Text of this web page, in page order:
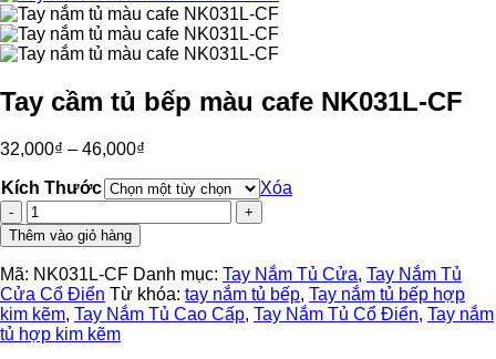
Tay cầm tủ bếp màu cafe NK031L-CF
32,000₫ – 46,000₫
Kích Thước
Xóa
Tay
cầm
tủ
bếp
màu
cafe
NK031L-
CF
Thêm vào giỏ hàng
Mã: NK031L-CF Danh mục: Tay Nắm Tủ Cửa, Tay Nắm Tủ
Cửa Cổ Điển Từ khóa: tay nắm tủ bếp, Tay nắm tủ bếp hợp
kim kẽm, Tay Nắm Tủ Cao Cấp, Tay Nắm Tủ Cổ Điển, Tay nắm
tủ hợp kim kẽm